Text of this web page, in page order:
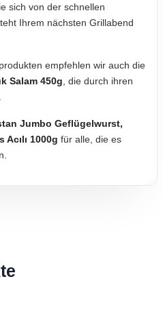
sich von der schnellen
Ihrem nächsten Grillabend
empfehlen wir auch die
Salam 450g , die durch ihren
Jumbo Geflügelwurst,
1000g für alle, die es